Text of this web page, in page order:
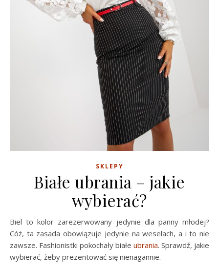
SKLEPY
Białe ubrania – jakie
wybierać?
Biel to kolor zarezerwowany jedynie dla panny młodej?
Cóż, ta zasada obowiązuje jedynie na weselach, a i to nie
zawsze. Fashionistki pokochały białe ubrania. Sprawdź, jakie
wybierać, żeby prezentować się nienagannie.